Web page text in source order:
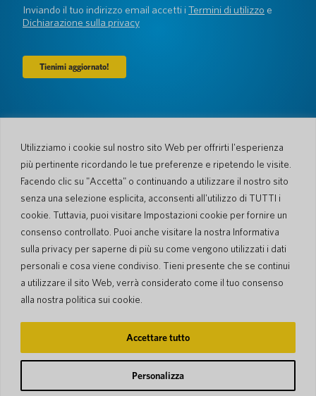
Utilizziamo i cookie sul nostro sito Web per offrirti l'esperienza
più pertinente ricordando le tue preferenze e ripetendo le visite.
Facendo clic su "Accetta" o continuando a utilizzare il nostro sito
senza una selezione esplicita, acconsenti all'utilizzo di TUTTI i
cookie. Tuttavia, puoi visitare Impostazioni cookie per fornire un
consenso controllato. Puoi anche visitare la nostra Informativa
sulla privacy per saperne di più su come vengono utilizzati i dati
personali e cosa viene condiviso. Tieni presente che se continui
a utilizzare il sito Web, verrà considerato come il tuo consenso
alla nostra politica sui cookie.
Personalizza
Accettare tutto
(Obbligatorio)
Inviando il tuo indirizzo email accetti iTermini di utilizzo e
Dichiarazione sulla privacy
Chi siamo
Lingue e Nazioni
Blog
Newsroom
#AllSpokenHere
Supporto
Servizio Clienti
Processo spedizione di
ritorno
Processo di spedizione
Garanzia limitata
Sicurezza PocketTalk
Contattaci
Richiesta
Gestione dei Cookie
Dichiarazione sulla privacy
Condizioni d'uso del sito web